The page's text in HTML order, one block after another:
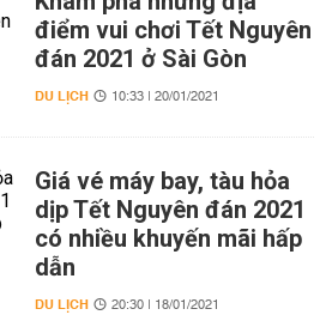
điểm vui chơi Tết Nguyên
đán 2021 ở Sài Gòn
DU LỊCH 10:33 | 20/01/2021
Giá vé máy bay, tàu hỏa
dịp Tết Nguyên đán 2021
có nhiều khuyến mãi hấp
dẫn
DU LỊCH 20:30 | 18/01/2021